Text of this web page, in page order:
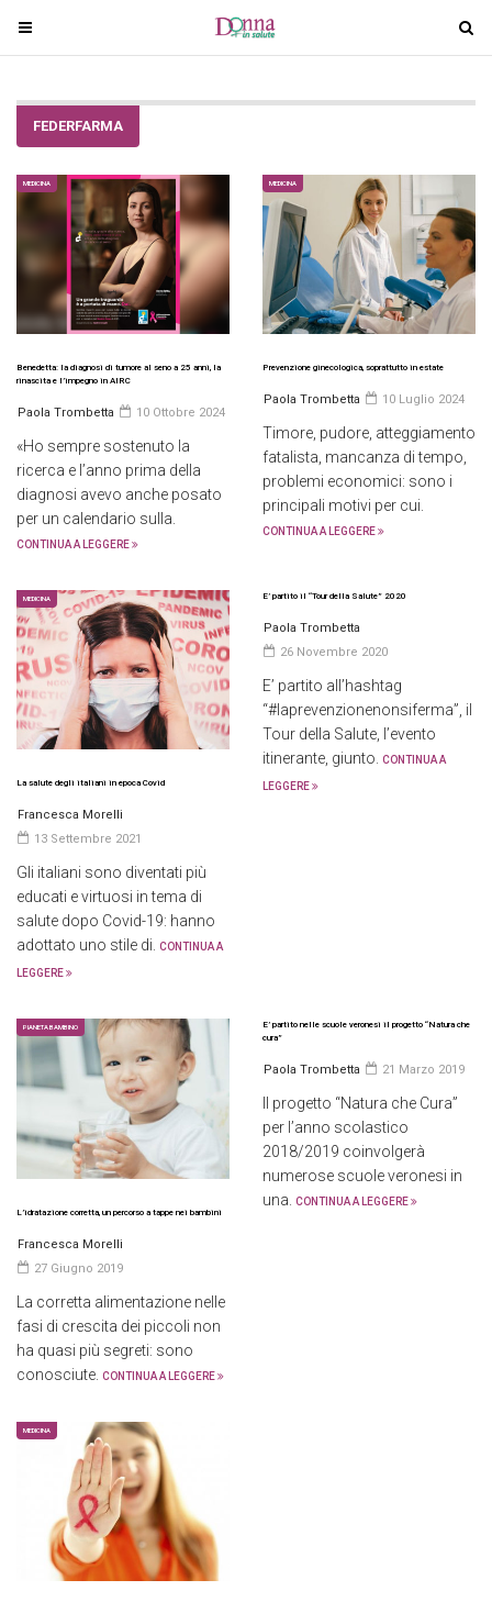
T
o
g
n
a
i
n
T
o
g
a
v
i
a
o
FEDERFARMA
MEDICINA
Benedetta: la diagnosi di tumore al seno a 25 anni, la
rinascita e l’impegno in AIRC
Paola Trombetta 10 Ottobre 2024
«Ho sempre sostenuto la
ricerca e l’anno prima della
diagnosi avevo anche posato
per un calendario sulla.
CONTINUA A LEGGERE
MEDICINA
Prevenzione ginecologica, soprattutto in estate
Paola Trombetta 10 Luglio 2024
Timore, pudore, atteggiamento
fatalista, mancanza di tempo,
problemi economici: sono i
principali motivi per cui.
CONTINUA A LEGGERE
MEDICINA
La salute degli italiani in epoca Covid
Francesca Morelli
13 Settembre 2021
Gli italiani sono diventati più
educati e virtuosi in tema di
salute dopo Covid-19: hanno
adottato uno stile di. CONTINUA A
LEGGERE
E’ partito il “Tour della Salute” 2020
Paola Trombetta
26 Novembre 2020
E’ partito all’hashtag
“#laprevenzionenonsiferma”, il
Tour della Salute, l’evento
itinerante, giunto. CONTINUA A
LEGGERE
PIANETA BAMBINO
L’idratazione corretta, un percorso a tappe nei bambini
Francesca Morelli
27 Giugno 2019
La corretta alimentazione nelle
fasi di crescita dei piccoli non
ha quasi più segreti: sono
conosciute. CONTINUA A LEGGERE
E’ partito nelle scuole veronesi il progetto “Natura che
cura”
Paola Trombetta 21 Marzo 2019
Il progetto “Natura che Cura”
per l’anno scolastico
2018/2019 coinvolgerà
numerose scuole veronesi in
una. CONTINUA A LEGGERE
MEDICINA